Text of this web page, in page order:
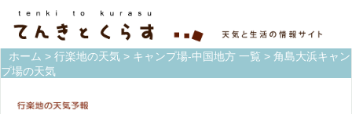
ホーム > 行楽地の天気 > キャンプ場-中国地方 一覧 > 角島大浜キャン
プ場の天気